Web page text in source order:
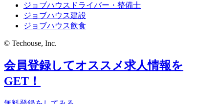
ジョブハウスドライバー・整備士
ジョブハウス建設
ジョブハウス飲食
© Techouse, Inc.
会員登録してオススメ求人情報を
GET！